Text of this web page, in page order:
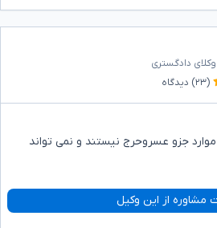
دادگستری
(۲۳) دیدگاه
جزو عسروحرج نیستند و نمی تواند
مشاوره از این وکیل